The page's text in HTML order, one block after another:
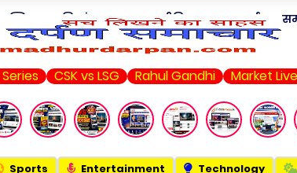
कहानियां व ज्ञान राजनीति समाचार दुर्घटना
CSK vs LSG Rahul Gandhi Market Live!
Sports Entertainment Technology